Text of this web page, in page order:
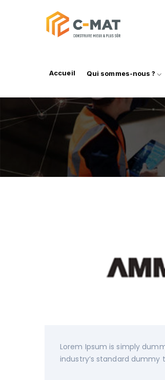
Accueil Qui sommes-nous ?
Lorem Ipsum is simply
industry’s standard dummy